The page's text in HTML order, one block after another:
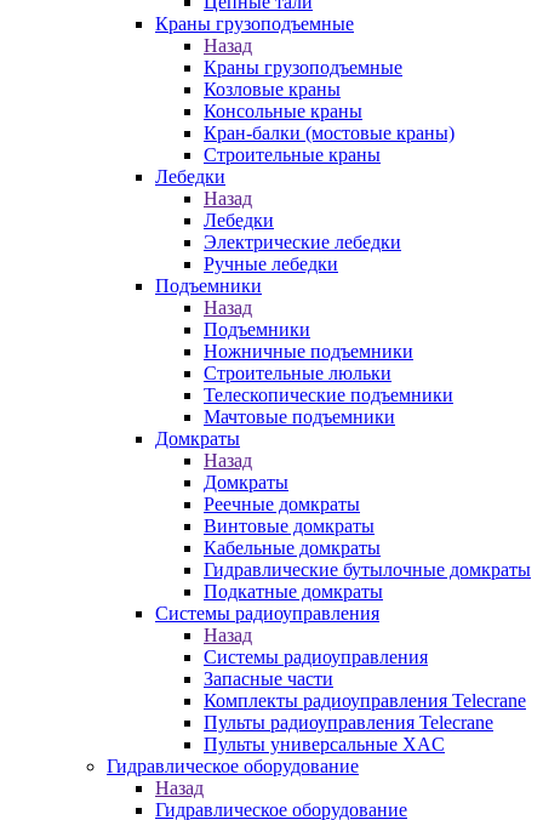
Краны грузоподъемные
Назад
Краны грузоподъемные
Козловые краны
Консольные краны
Кран-балки (мостовые краны)
Строительные краны
Лебедки
Назад
Лебедки
Электрические лебедки
Ручные лебедки
Подъемники
Назад
Подъемники
Ножничные подъемники
Строительные люльки
Телескопические подъемники
Мачтовые подъемники
Домкраты
Назад
Домкраты
Реечные домкраты
Винтовые домкраты
Кабельные домкраты
Гидравлические бутылочные домкраты
Подкатные домкраты
Системы радиоуправления
Назад
Системы радиоуправления
Запасные части
Комплекты радиоуправления Telecrane
Пульты радиоуправления Telecrane
Пульты универсальные XAC
Гидравлическое оборудование
Назад
Гидравлическое оборудование